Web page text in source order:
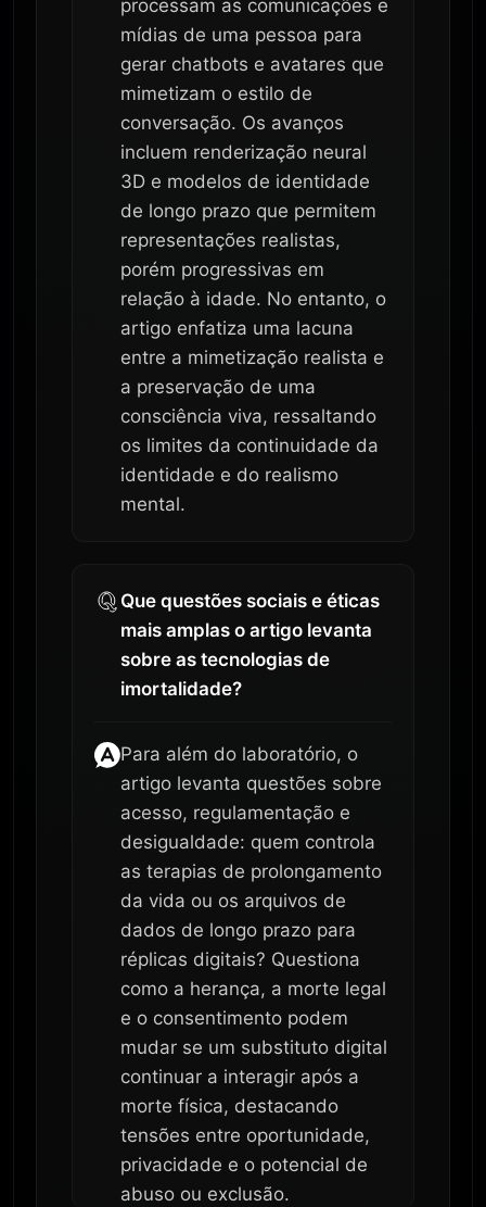
processam as comunicações e
mídias de uma pessoa para
gerar chatbots e avatares que
mimetizam o estilo de
conversação. Os avanços
incluem renderização neural
3D e modelos de identidade
de longo prazo que permitem
representações realistas,
porém progressivas em
relação à idade. No entanto, o
artigo enfatiza uma lacuna
entre a mimetização realista e
a preservação de uma
consciência viva, ressaltando
os limites da continuidade da
identidade e do realismo
mental.
Que questões sociais e éticas
mais amplas o artigo levanta
sobre as tecnologias de
imortalidade?
Para além do laboratório, o
artigo levanta questões sobre
acesso, regulamentação e
desigualdade: quem controla
as terapias de prolongamento
da vida ou os arquivos de
dados de longo prazo para
réplicas digitais? Questiona
como a herança, a morte legal
e o consentimento podem
mudar se um substituto digital
continuar a interagir após a
morte física, destacando
tensões entre oportunidade,
privacidade e o potencial de
abuso ou exclusão.